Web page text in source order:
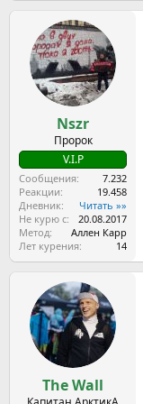
Nszr
Пророк
V.I.P
Сообщения
7.232
Реакции
19.458
Дневник
Читать »»
Не курю с
20.08.2017
Метод
Аллен Карр
Лет курения
14
The Wall